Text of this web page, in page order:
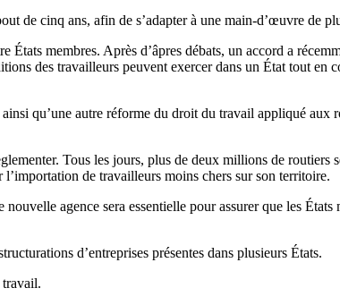
de cinq ans, afin de s’adapter à une main-d’œuvre de
membres. Après d’âpres débats, un accord a
des travailleurs peuvent exercer dans un État tout en
qu’une autre réforme du droit du travail appliqué aux
Tous les jours, plus de deux millions de routiers
de travailleurs moins chers sur son territoire.
agence sera essentielle pour assurer que les États
d’entreprises présentes dans plusieurs États.
travail.